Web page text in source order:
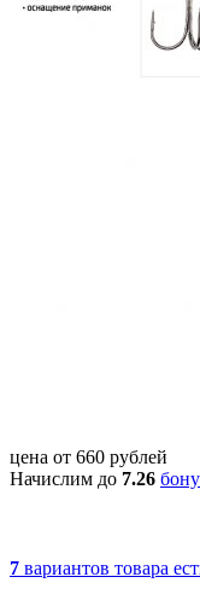
цена от 660 рублей
Начислим до 7.26
7 вариантов товара